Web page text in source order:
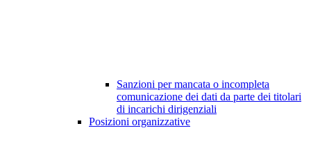
Sanzioni per mancata o incompleta
comunicazione dei dati da parte dei titolari
di incarichi dirigenziali
Posizioni organizzative